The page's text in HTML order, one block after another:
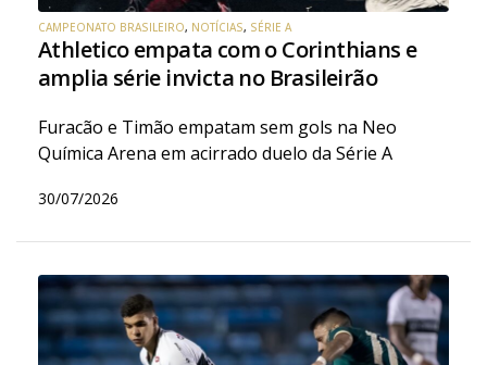
CAMPEONATO BRASILEIRO, NOTÍCIAS, SÉRIE A
Athletico empata com o Corinthians e
amplia série invicta no Brasileirão
Furacão e Timão empatam sem gols na Neo
Química Arena em acirrado duelo da Série A
30/07/2026